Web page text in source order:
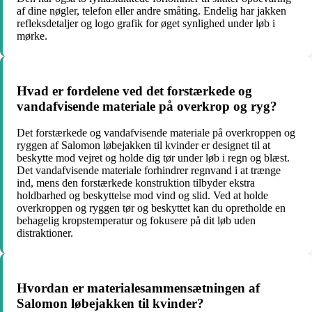
af dine nøgler, telefon eller andre småting. Endelig har jakken
refleksdetaljer og logo grafik for øget synlighed under løb i
mørke.
Hvad er fordelene ved det forstærkede og
vandafvisende materiale på overkrop og ryg?
Det forstærkede og vandafvisende materiale på overkroppen og
ryggen af ​​Salomon løbejakken til kvinder er designet til at
beskytte mod vejret og holde dig tør under løb i regn og blæst.
Det vandafvisende materiale forhindrer regnvand i at trænge
ind, mens den forstærkede konstruktion tilbyder ekstra
holdbarhed og beskyttelse mod vind og slid. Ved at holde
overkroppen og ryggen tør og beskyttet kan du opretholde en
behagelig kropstemperatur og fokusere på dit løb uden
distraktioner.
Hvordan er materialesammensætningen af
Salomon løbejakken til kvinder?